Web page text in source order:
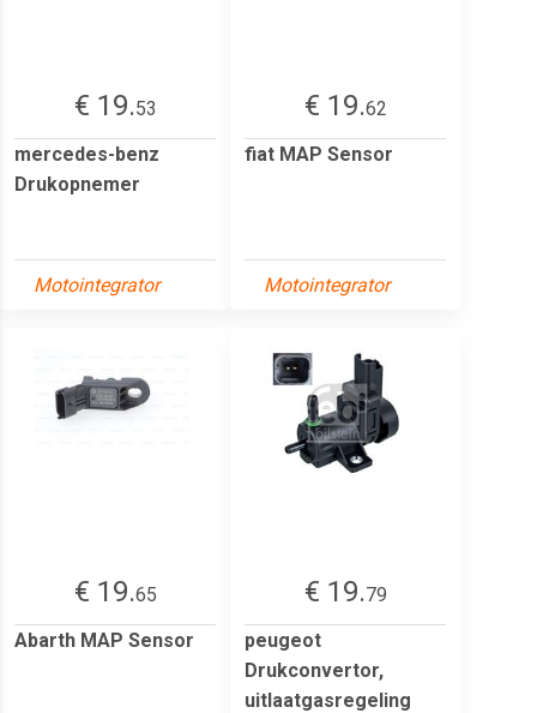
€ 19.53
mercedes-benz
Drukopnemer
Motointegrator
€ 19.62
fiat MAP Sensor
Motointegrator
€ 19.65
Abarth MAP Sensor
€ 19.79
peugeot
Drukconvertor,
uitlaatgasregeling